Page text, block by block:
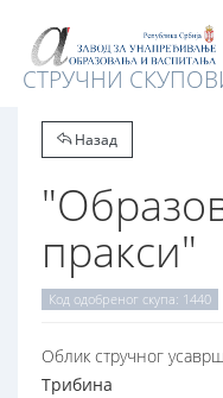
СТРУЧНИ
Назад
пракси"
Код одобреног скупа: 1440
Oблик стручног
Трибина